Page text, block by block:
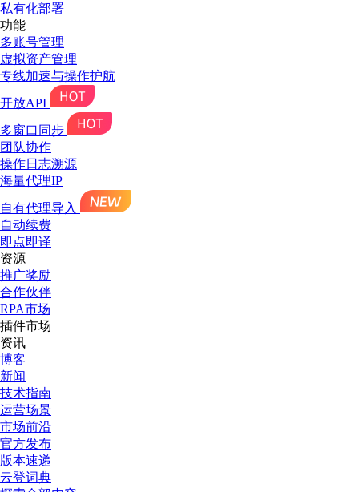
私有化部署
功能
多账号管理
虚拟资产管理
专线加速与操作护航
开放API
多窗口同步
团队协作
操作日志溯源
海量代理IP
自有代理导入
自动续费
即点即译
资源
推广奖励
合作伙伴
RPA市场
插件市场
资讯
博客
新闻
技术指南
运营场景
市场前沿
官方发布
版本速递
云登词典